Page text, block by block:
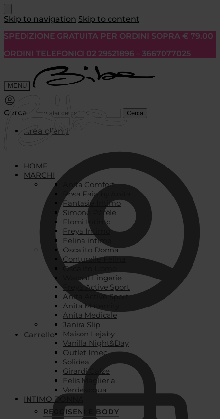
Skip to navigation Skip to content
SPEDIZIONE GRATUITA PER ORDINI SOPRA € 79.00
ORDINI TELEFONICI 02 29521896 – 3667077025
MENU
Cerca: Cerca
Area clienti
Carrello
HOME
MARCHI
Anita Comfort
Rosa Faia by Anita
Fantasie Intimo
Simone Pérèle
Elomi Intimo
Freya Intimo
Felina intimo
Oscalito Donna
Conturelle Felina
Oscalito Uomo
Wacoal Lingerie
Freya Active Sport
Anita Active Sport
Anita Maternity
Anita Medicale
Janira Slip
Maison Lejaby
Vanilla Night&Day
Outlet Imec
Solidea
Girardi Calze
Felis Maglieria
Verdeacqua
INTIMO DONNA
REGGISENI E BODY